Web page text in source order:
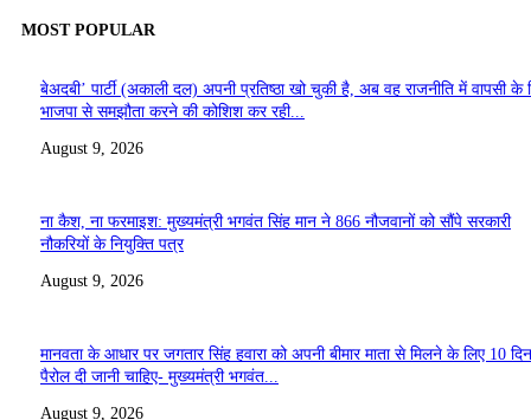
MOST POPULAR
बेअदबी’ पार्टी (अकाली दल) अपनी प्रतिष्ठा खो चुकी है, अब वह राजनीति में वापसी के
भाजपा से समझौता करने की कोशिश कर रही...
August 9, 2026
ना कैश, ना फरमाइश: मुख्यमंत्री भगवंत सिंह मान ने 866 नौजवानों को सौंपे सरकारी
नौकरियों के नियुक्ति पत्र
August 9, 2026
मानवता के आधार पर जगतार सिंह हवारा को अपनी बीमार माता से मिलने के लिए 10
पैरोल दी जानी चाहिए- मुख्यमंत्री भगवंत...
August 9, 2026